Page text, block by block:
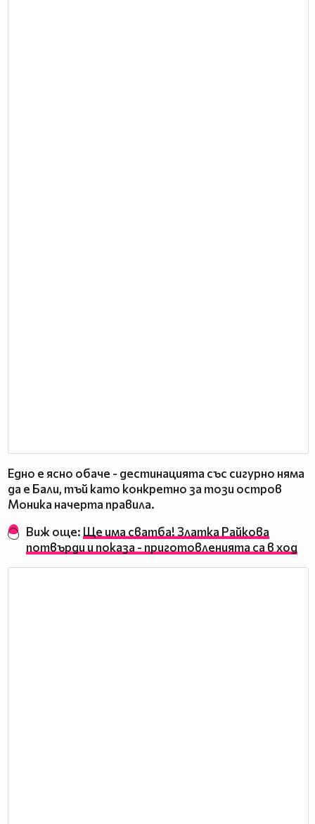
Едно е ясно обаче - дестинацията със сигурно няма
да е Бали, тъй като конкретно за този остров
Моника начерта правила.
Виж още: Ще има сватба! Златка Райкова
потвърди и показа - приготовленията са в ход